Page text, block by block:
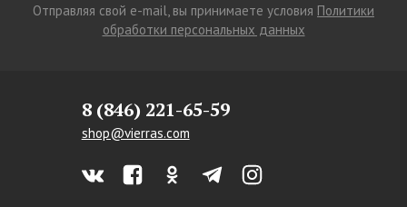
Отправляя свой e-mail, вы принимаете условия Политики
обработки персональных данных
8 (846) 221-65-59
shop@vierras.com